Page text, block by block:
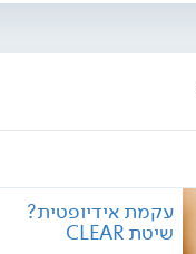
עקמת אידיופטית?
שיטת CLEAR